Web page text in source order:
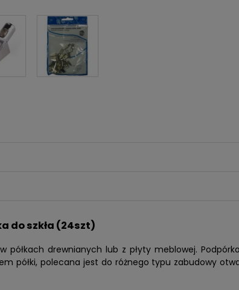
ewentualnych
do szkła (24szt)
półkach drewnianych lub z płyty meblowej.
półki, polecana jest do różnego typu zabudowy